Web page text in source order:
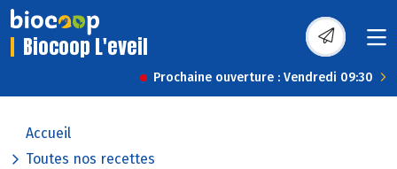
Biocoop L'eveil
Prochaine ouverture : Vendredi 09:30
Accueil
Toutes nos recettes